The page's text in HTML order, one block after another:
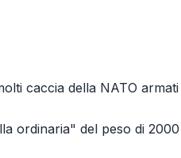
caccia della NATO
ordinaria" del peso di